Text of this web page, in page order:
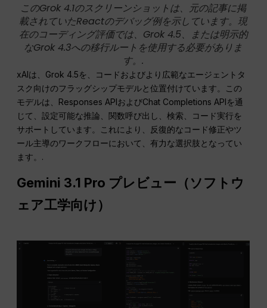
このGrok 4.1のスクリーンショットは、元の記事に掲
載されていたReactのデバッグ例を示しています。現
在のコーディング評価では、Grok 4.5、または明示的
なGrok 4.3への移行ルートを使用する必要がありま
す。.
xAIは、Grok 4.5を、コードおよびより広範なエージェントタ
スク向けのフラッグシップモデルと位置付けています。この
モデルは、Responses APIおよびChat Completions APIを通
じて、設定可能な推論、関数呼び出し、検索、コード実行を
サポートしています。これにより、反復的なコード修正やツ
ール主導のワークフローにおいて、有力な選択肢となってい
ます。.
Gemini 3.1 Pro プレビュー（ソフトウ
ェア工学向け）